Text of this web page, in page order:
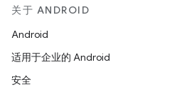
关于 ANDROID
Android
适用于企业的 Android
安全